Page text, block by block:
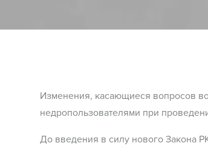
Изменения, касающиеся вопросов
недропользователями при
До введения в силу нового Закона